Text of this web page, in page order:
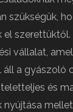
szükségük,
el
vállalat,
a gyászoló
és